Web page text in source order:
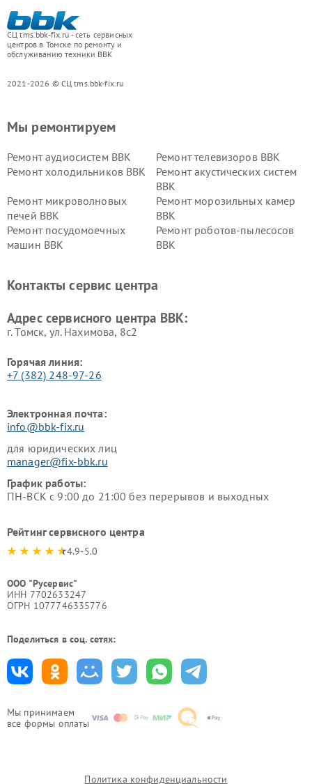
СЦ tms.bbk-fix.ru - сеть сервисных
центров в Томске по ремонту и
обслуживанию техники BBK
2021-2026 © СЦ tms.bbk-fix.ru
Мы принимаем
все формы оплаты
Мы ремонтируем
Ремонт аудиосистем BBK
Ремонт телевизоров BBK
Ремонт холодильников BBK
Ремонт акустических систем
BBK
Ремонт микроволновых
печей BBK
Ремонт морозильных камер
BBK
Ремонт посудомоечных
машин BBK
Ремонт роботов-пылесосов
BBK
Ремонт винных шкафов BBK
Контакты сервис центра
Адрес сервисного центра BBK:
г. Томск, ул. Нахимова, 8с2
Горячая линия:
+7 (382) 248-97-26
Электронная почта:
info@bbk-fix.ru
для юридических лиц
manager@fix-bbk.ru
График работы:
ПН-ВСК с 9:00 до 21:00 без перерывов и выходных
Рейтинг сервисного центра
4.9-5.0
ООО "Русервис"
ИНН 7702633247
ОГРН 1077746335776
Поделиться в соц. сетях:
Политика конфиденциальности